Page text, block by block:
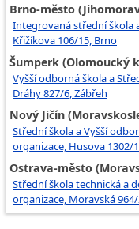
Brno-město
Integrovaná střední škola
Křižíkova 106/15, Brno
Šumperk (Olomoucký
Vyšší odborná škola a
Dráhy 827/6, Zábřeh
Nový Jičín
Střední škola a Vyšší
organizace, Husova 1302/
Ostrava-město
Střední škola technická a
organizace, Moravská